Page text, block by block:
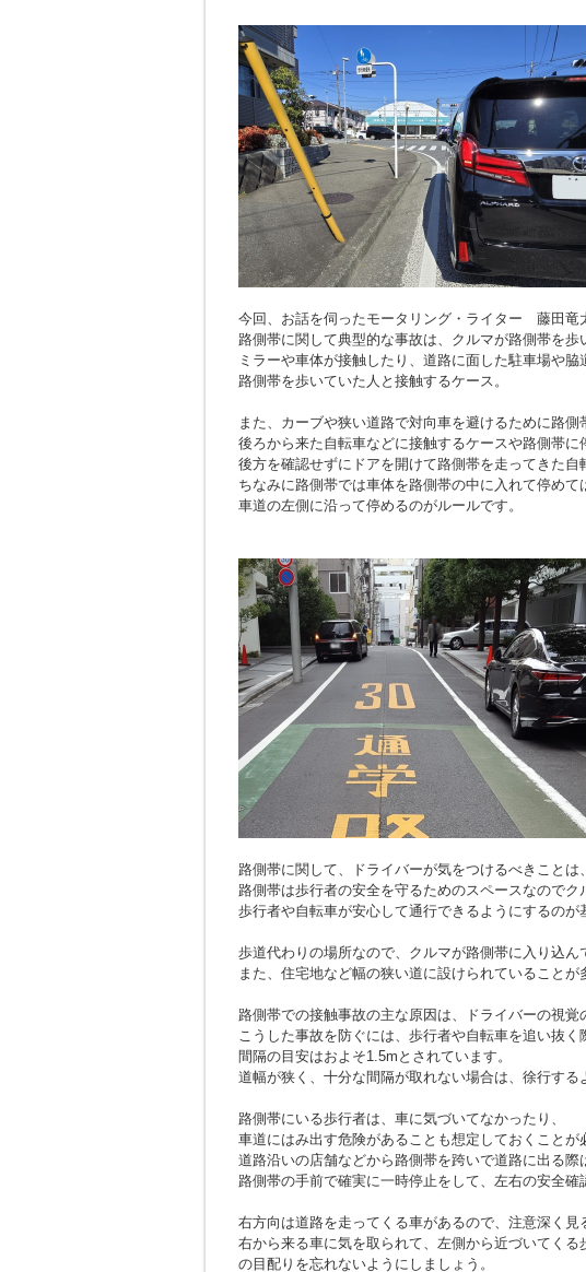
今回、お話を伺ったモータリング・ライター 藤田竜
路側帯に関して典型的な事故は、クルマが路側帯を歩
ミラーや車体が接触したり、道路に面した駐車場や脇
路側帯を歩いていた人と接触するケース。
また、カーブや狭い道路で対向車を避けるために路側
後ろから来た自転車などに接触するケースや路側帯に
後方を確認せずにドアを開けて路側帯を走ってきた自
ちなみに路側帯では車体を路側帯の中に入れて停めて
車道の左側に沿って停めるのがルールです。
路側帯に関して、ドライバーが気をつけるべきことは、
路側帯は歩行者の安全を守るためのスペースなのでク
歩行者や自転車が安心して通行できるようにするのが
歩道代わりの場所なので、クルマが路側帯に入り込ん
また、住宅地など幅の狭い道に設けられていることが
路側帯での接触事故の主な原因は、ドライバーの視覚
こうした事故を防ぐには、歩行者や自転車を追い抜く
間隔の目安はおよそ1.5mとされています。
道幅が狭く、十分な間隔が取れない場合は、徐行する
路側帯にいる歩行者は、車に気づいてなかったり、
車道にはみ出す危険があることも想定しておくことが
道路沿いの店舗などから路側帯を跨いで道路に出る際
路側帯の手前で確実に一時停止をして、左右の安全確
右方向は道路を走ってくる車があるので、注意深く見
右から来る車に気を取られて、左側から近づいてく
の目配りを忘れないようにしましょう。